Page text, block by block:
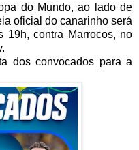
do Mundo, ao lado de
oficial do canarinho será
19h, contra Marrocos, no
dos convocados para a